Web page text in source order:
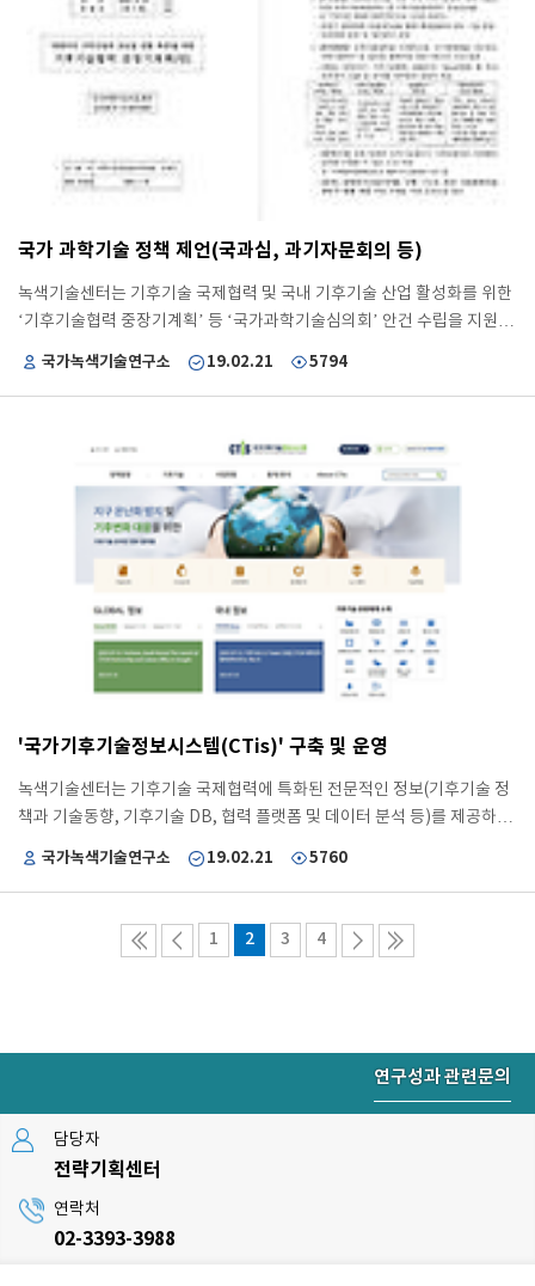
로, 총 4건의 TA를 수행하며 세계 최다 TA 수행기관으로 도약하였습니다.
이를 통하여, 해수담수화, 기후적응력 있는 건축, 에너지 등 다양한 분야의
국내 기후기술을 개발도상국에 이전하는 계기를 마련 하였습니다. 또한 한
국의 NDE인 과학기술정보통신부와 국내 기후기술 전문 기관들의 CTCN
협력 참여를 독려하고, 국내 기관의 네트워킹 및 TA사업 참여를 지원하였
습니다. 그 결과, 한국은 세계 최다 CTCN 회원기관을 보유(58개)하고 있
으며, 국내 CTCN 회원기관의 TA 참여(7건)가 확대되는 성과를 도출하였
찰에 참여하고 수행할 수 있는 한국형 CTCN 프로보노 TA 사업(3건)을 기
획하였고, 이를 통해, 기후변화 문제를 겪고있는 스리랑카, 에티오피아, 및
세르비아에 국내 기관의 기후기술과 경험을 전수하고, 국내 기후기술의 우
수성을 홍보할 수 있는 기회를 제공 하였습니다. 더불어, CTCN의 지역파
아-태평양 NDE 지역포럼’을 기획하고 주최하여, 아시아-평양 지역 NDE
의 역량배양 및 국내외 관계자들의 네트워킹 활성화에 기여하였습니다. 녹
후기술 협력 공동 협력의지를 함께 표명한 '서울 기후이니셔티브(Seoul
Climate Initiative)' 기획하고 선언하였습니다. ‘서울 기후이니셔티브‘는
아시아-태평양 지역의 기후변화 문제 대응을 위한 기후기술 연구개발·실
증 및 기술협력에 대한 내용을 포함하였습니다. CTCN 공로상 수상을 계기
로, 앞으로도 CTCN과의 협력·연계를 강화하여 대표적인 CTCN 네트워크
국내 기후기술 이전과 사업 활성화에 기여할 것입니다.
국가 과학기술 정책 제언(국과심, 과기자문회의 등)
녹색기술센터는 기후기술 국제협력 및 국내 기후기술 산업 활성화를 위한
‘기후기술협력 중장기계획’ 등 ‘국가과학기술심의회’ 안건 수립을 지원 하
자문회의 대통령 보고 의제 작성도 지원함으로써 국가 기후기술 정책 수립
후기술의 해외 사업화 지원체계 구축 등을 통해 국내 기후산업의 해외시장
진출 촉진 및 협력 활성화를 위해 수립되었습니다. 기후기술협력 중장기
계획에는 CTCN 아·태지역 사무소 유치, 이사회 진출 등과 함께 2030년까
지 국제기구를 통한 사업을 활용해 100억달러 규모의 기후기술협력 사업
추진을 지원하는 내용이 포함되어 있습니다. 특히, 동 계획에는 녹색기술
기능 수행을 위한 전문지원 기관으로 육성을 추진한다는 내용이 포함되어
있습니다. [국가과학기술자문회의 대통령 보고의제] ‘온실가스 감축 지원
을 위한 기후기술 활성화 방안‘에서는 첫째 '국가기후기술정보시스템
온실가스 해외 감축분 확보를 위한 개발도상국과의 기술협력 강화를 제안
하였습니다. 녹색기술센터는 기후기술정책 전문기관으로서 과학기술정보
통신부 및 녹색·기후기술 관련 정부위원회 등에 지속적인 정책수립 지원
및 정책제안을 추진하여 국가 녹색·기후기술 정책 수립을 선도하고, 우리
다.
국가녹색기술연구소 19.02.21 5794
'국가기후기술정보시스템(CTis)' 구축 및 운영
녹색기술센터는 기후기술 국제협력에 특화된 전문적인 정보(기후기술 정
책과 기술동향, 기후기술 DB, 협력 플랫폼 및 데이터 분석 등)를 제공하는
Information System, CTis)을 구축하였습니다. CTis의 주요 기능은 정
되어 있습니다. - 정책과 기술동향 : 기후기술협력 국내·외 소식과 글로벌
정책 동향 등 국내외 최신 기후기술협력 동향 제공 - 기후기술 DB : 개도국
공 및 기후기술협력 관련 통계데이터를 다양한 시각화 및 분석과정을 거쳐
인 정보 포털이자 플랫폼의 기능을 수행하여 국내외 기후기술협력 정보를
체계적이고 종합적으로 취합·제공합니다. 앞으로도 체계적인 정보제공 및
다양한 콘텐츠 확보를 통해 정보범위의 확대, 시스템 고도화 등 지속적인
운영을 통해 국내 기후기술의 해외 기술이전 및 사업화에 기여하고자 합니
다.
국가녹색기술연구소 19.02.21 5760
1 2 3 4
연구성과 관련문의
담당자
전략기획센터
연락처
02-3393-3988